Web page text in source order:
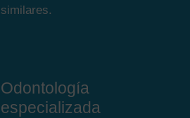
similares.
Odontología
especializada